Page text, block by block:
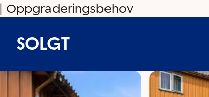
Oppgraderingsbehov
SOLGT